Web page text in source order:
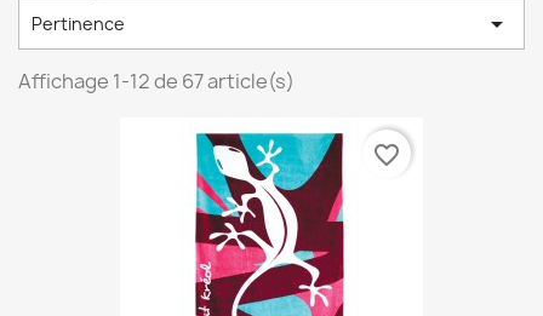
Pertinence 
Affichage 1-12 de 67 article(s)
favorite_border